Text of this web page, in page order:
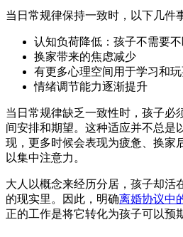
当日常规律保持一致时，以下几件
认知负荷降低：孩子不需要
换家带来的焦虑减少
有更多心理空间用于学习和
情绪调节能力逐渐提升
当日常规律缺乏一致性时，孩子必
间安排和期望。这种适应并不总是
现，更多时候会表现为疲惫、换家
以集中注意力。
大人以概念来经历分居，孩子却活
的现实里。因此，明确离婚协议中
正的工作是将它转化为孩子可以预